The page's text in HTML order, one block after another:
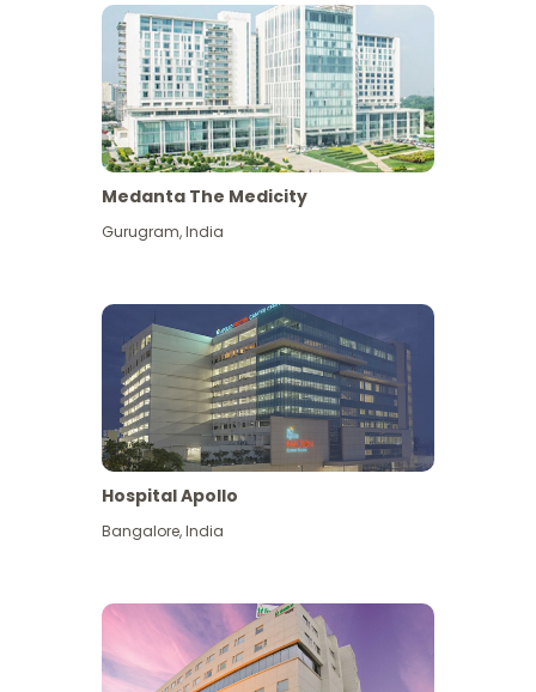
Medanta The Medicity
Gurugram,India
Hospital Apollo
Bangalore,India